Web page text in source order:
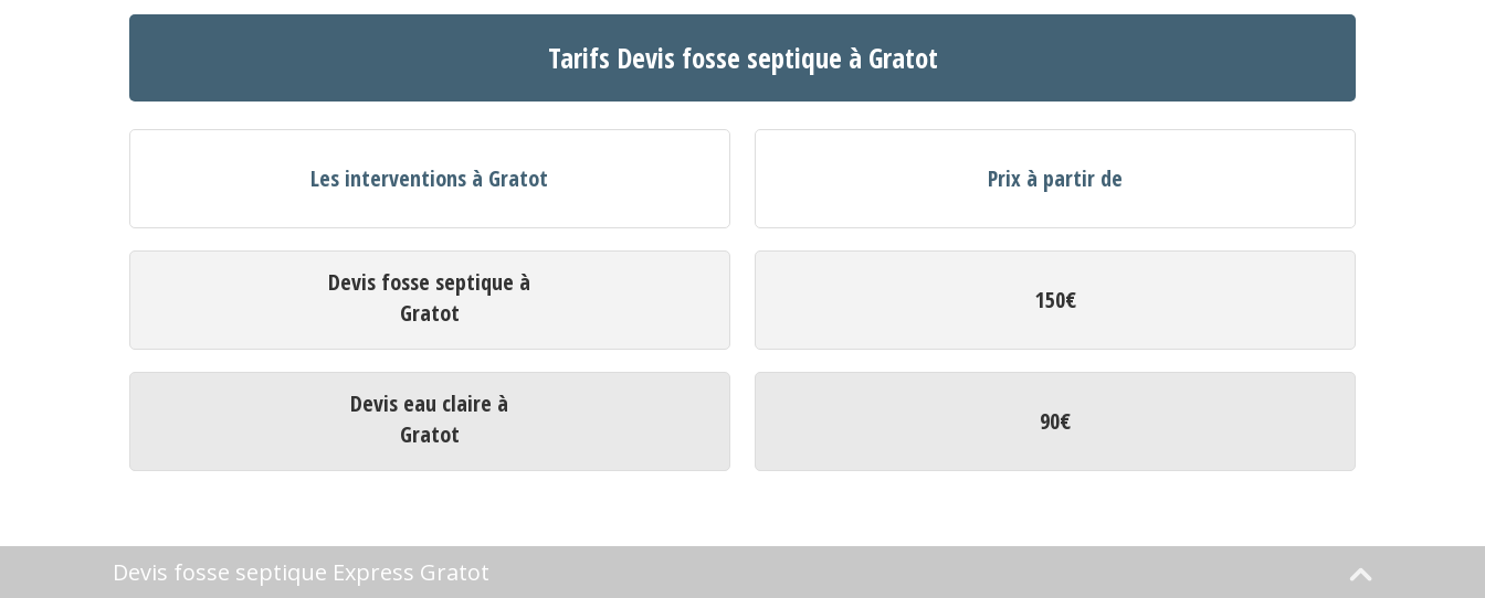
Tarifs Devis fosse septique à Gratot
Les interventions à Gratot Prix à partir de
Devis fosse septique à
Gratot
150€
Devis eau claire à
Gratot
90€
Devis fosse septique Express Gratot